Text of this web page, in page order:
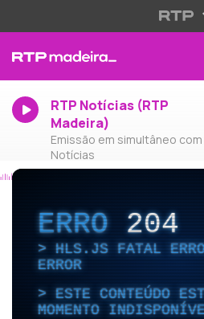
RTP Notícias (RTP
Madeira)
Emissão em simultâneo com
Notícias
ERRO204
HLS.JS FATAL
ERROR
ESTE CONTEÚDO
MOMENTO